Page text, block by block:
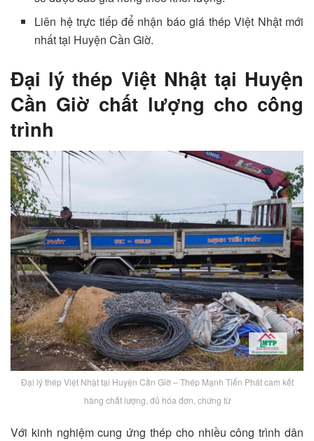
Liên hệ trực tiếp để nhận báo giá thép Việt Nhật mới
nhất tại Huyện Cần Giờ.
Đại lý thép Việt Nhật tại Huyện
Cần Giờ chất lượng cho công
trình
Đại lý thép Việt Nhật tại Huyện Cần Giờ – Thép Mạnh Tiến Phát cam kết
hàng chất lượng, đủ hóa đơn, chứng từ
Với kinh nghiệm cung ứng thép cho nhiều công trình dân